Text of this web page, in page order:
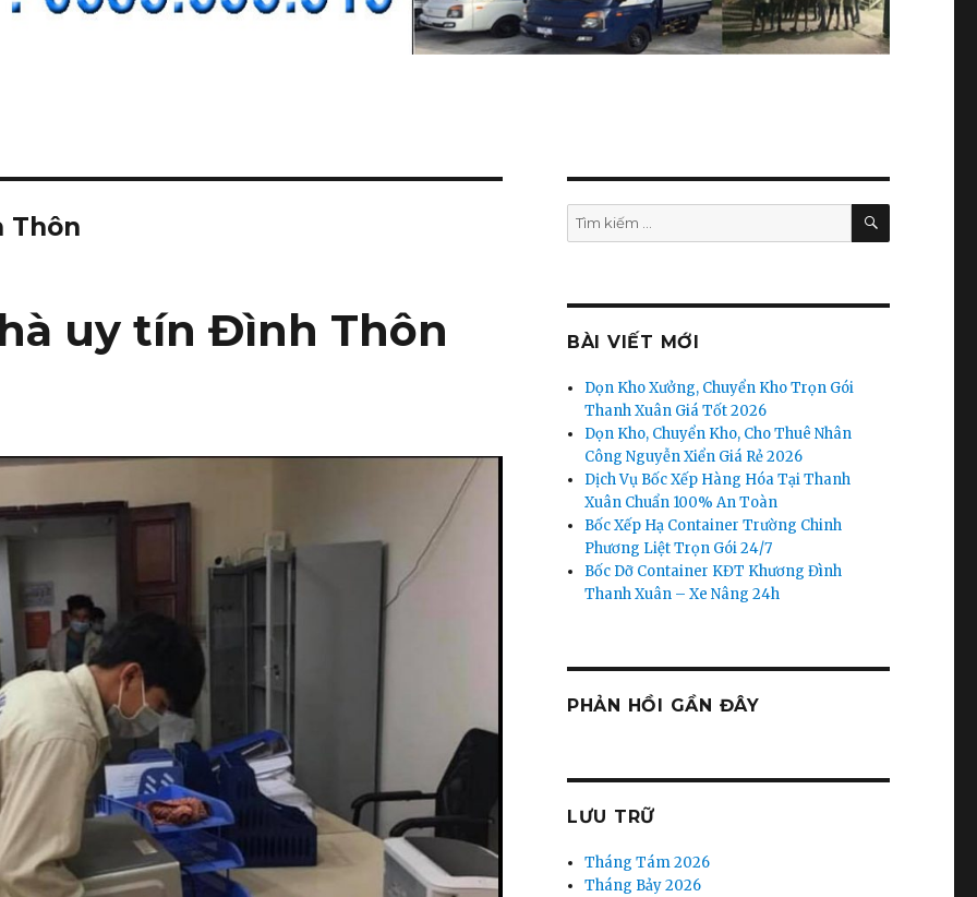
Thôn
uy tín Đình Thôn
Tìm
kiếm:
TÌM
BÀI VIẾT MỚI
Dọn Kho Xưởng, Chuyển Kho Trọn Gói
Thanh Xuân Giá Tốt 2026
Dọn Kho, Chuyển Kho, Cho Thuê Nhân
Công Nguyễn Xiển Giá Rẻ 2026
Dịch Vụ Bốc Xếp Hàng Hóa Tại Thanh
Xuân Chuẩn 100% An Toàn
Bốc Xếp Hạ Container Trường Chinh
Phương Liệt Trọn Gói 24/7
Bốc Dỡ Container KĐT Khương Đình
Thanh Xuân – Xe Nâng 24h
PHẢN HỒI GẦN ĐÂY
LƯU TRỮ
Tháng Tám 2026
Tháng Bảy 2026